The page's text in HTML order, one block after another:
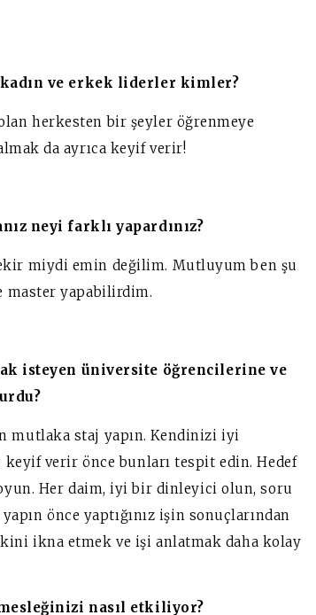
ve erkek liderler kimler?
herkesten bir şeyler öğrenmeye
da ayrıca keyif verir!
neyi farklı yapardınız?
miydi emin değilim. Mutluyum ben şu
master yapabilirdim.
isteyen üniversite öğrencilerine ve
mutlaka staj yapın.Kendinizi iyi
keyif verir önce bunları tespit edin.Hedef
Her daim, iyi bir dinleyici olun, soru
önce yaptığınız işin sonuçlarından
ikna etmek ve işi anlatmak daha kolay
nasıl etkiliyor?